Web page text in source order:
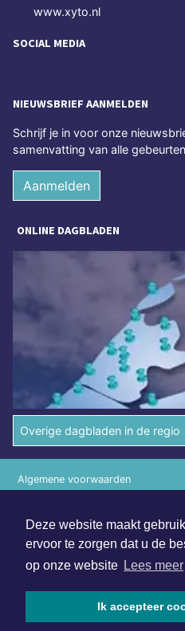
Deze website maakt
ervoor te zorgen dat u de
op onze website Lees meer
Ik accepteer
www.xyto.nl
SOCIAL MEDIA
NIEUWSBRIEF AANMELDEN
Schrijf je in voor onze
samenvatting van alle
Aanmelden
ONLINE DAGBLADEN
Overige dagbladen in de regio
Copyright (c) 2026 |
Algemene voorwaarden